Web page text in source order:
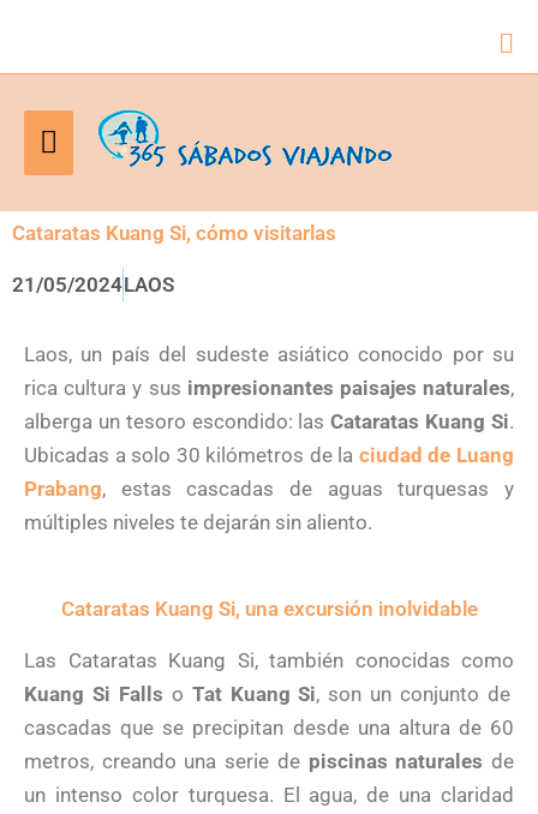
Menú
principal
Cataratas Kuang Si, cómo visitarlas
21/05/2024LAOS
Laos, un país del sudeste asiático conocido por su
rica cultura y sus impresionantes paisajes naturales,
alberga un tesoro escondido: lasCataratas Kuang Si.
Ubicadas a solo 30 kilómetros de la ciudad de Luang
Prabang, estas cascadas de aguas turquesas y
múltiples niveles te dejarán sin aliento.
Cataratas Kuang Si, una excursión inolvidable
Las Cataratas Kuang Si, también conocidas como
Kuang Si Falls o Tat Kuang Si, son un conjunto de
cascadas que se precipitan desde una altura de 60
metros, creando una serie de piscinas naturales de
un intenso color turquesa. El agua, de una claridad